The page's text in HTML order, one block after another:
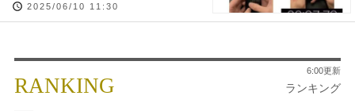
2025/06/10 11:30
RANKING ランキング
6:00更新